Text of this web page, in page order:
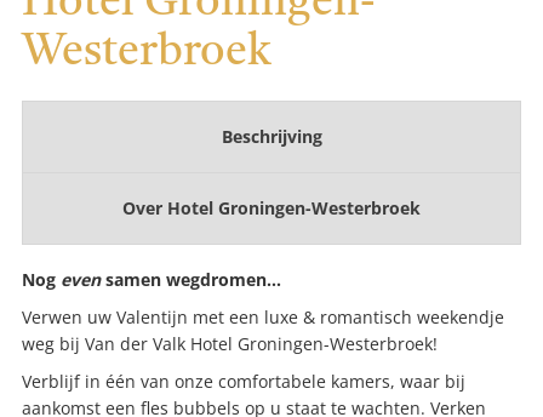
Westerbroek
Beschrijving
Over Hotel Groningen-Westerbroek
Nog evensamen wegdromen...
Verwen uw Valentijn met een luxe & romantisch weekendje
weg bij Van der Valk Hotel Groningen-Westerbroek!
Verblijf in één van onze comfortabele kamers, waar bij
aankomst een fles bubbels op u staat te wachten. Verken